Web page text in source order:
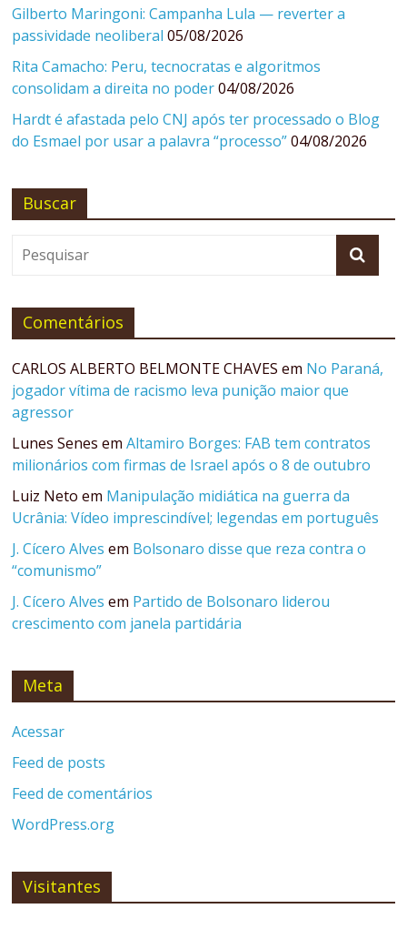
Gilberto Maringoni: Campanha Lula — reverter a
passividade neoliberal 05/08/2026
Rita Camacho: Peru, tecnocratas e algoritmos
consolidam a direita no poder 04/08/2026
Hardt é afastada pelo CNJ após ter processado o Blog
do Esmael por usar a palavra “processo” 04/08/2026
Buscar
Comentários
CARLOS ALBERTO BELMONTE CHAVES em No Paraná,
jogador vítima de racismo leva punição maior que
agressor
Lunes Senes emAltamiro Borges: FAB tem contratos
milionários com firmas de Israel após o 8 de outubro
Luiz Neto em Manipulação midiática na guerra da
Ucrânia: Vídeo imprescindível; legendas em português
J. Cícero Alves em Bolsonaro disse que reza contra o
“comunismo”
J. Cícero Alves em Partido de Bolsonaro liderou
crescimento com janela partidária
Meta
Acessar
Feed de posts
Feed de comentários
WordPress.org
Visitantes